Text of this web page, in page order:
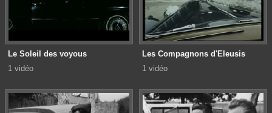
Le Soleil des voyous
1 vidéo
Les Compagnons d'Eleusis
1 vidéo